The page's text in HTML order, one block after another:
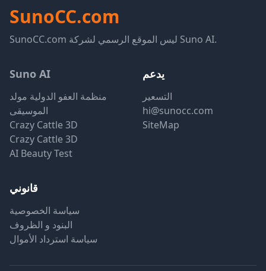
SunoCC.com
SunoCC.com ليس الموقع الرسمي لشركة Suno AI.
Suno AI
منظمة العفو الدولية مولد
الموسيقى
Crazy Cattle 3D
Crazy Cattle 3D
AI Beauty Test
يدعم
التسعير
hi@sunocc.com
SiteMap
قانوني
سياسة الخصوصية
البنود و الظروف
سياسة استرداد الأموال